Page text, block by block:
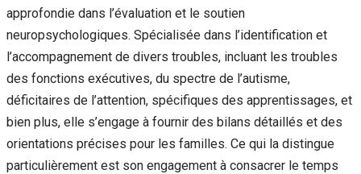
approfondie dans l’évaluation et le soutien
neuropsychologiques. Spécialisée dans l’identification et
l’accompagnement de divers troubles, incluant les troubles
des fonctions exécutives, du spectre de l’autisme,
déficitaires de l’attention, spécifiques des apprentissages, et
bien plus, elle s’engage à fournir des bilans détaillés et des
orientations précises pour les familles. Ce qui la distingue
particulièrement est son engagement à consacrer le temps